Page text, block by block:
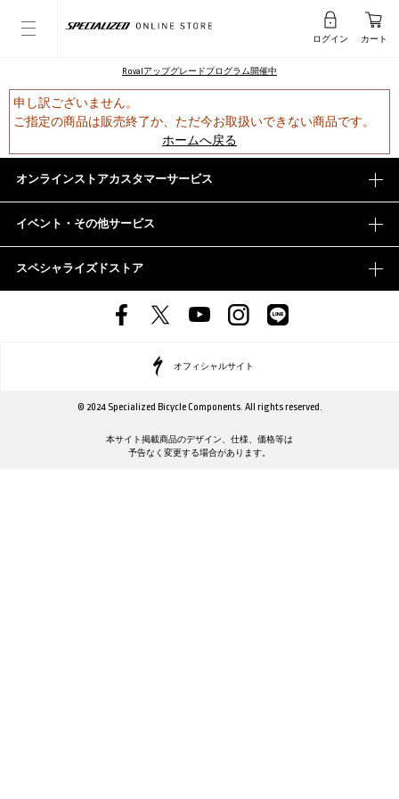
ログイン カート
Rovalアップグレードプログラム開催中
申し訳ございません。
ご指定の商品は販売終了か、ただ今お取扱いできない商品です。
ホームへ戻る
オンラインストアカスタマーサービス
イベント・その他サービス
スペシャライズドストア
オフィシャルサイト
© 2024 Specialized Bicycle Components. All rights reserved.
本サイト掲載商品のデザイン、仕様、価格等は
予告なく変更する場合があります。